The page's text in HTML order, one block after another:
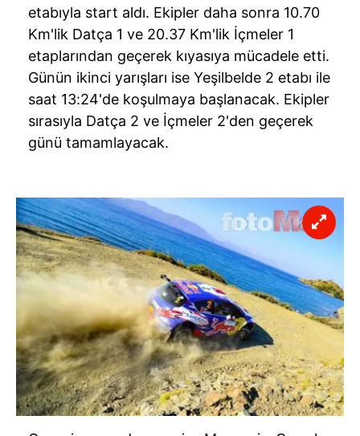
etabıyla start aldı. Ekipler daha sonra 10.70
Km'lik Datça 1 ve 20.37 Km'lik İçmeler 1
etaplarından geçerek kıyasıya mücadele etti.
Günün ikinci yarışları ise Yeşilbelde 2 etabı ile
saat 13:24'de koşulmaya başlanacak. Ekipler
sırasıyla Datça 2 ve İçmeler 2'den geçerek
günü tamamlayacak.